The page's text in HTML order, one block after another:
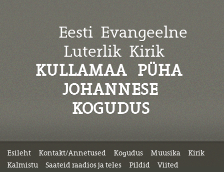
Eesti Evangeelne
Luterlik Kirik
KULLAMAA PÜHA
JOHANNESE
KOGUDUS
Esileht Kontakt/Annetused Kogudus Muusika
Kirik
Kalmistu
Saateid raadios ja teles Pildid
Viited